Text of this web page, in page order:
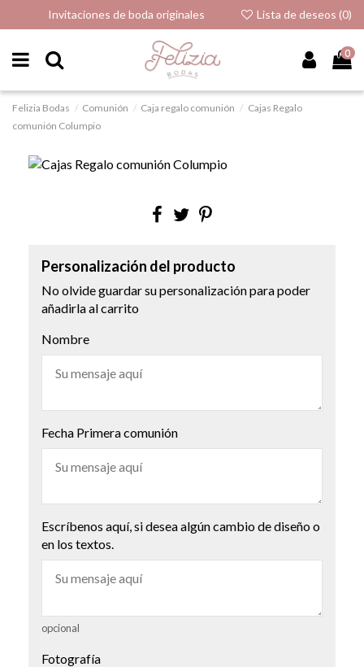
Invitaciones de boda originales Lista de deseos (0)
0
Felizia Bodas Comunión Caja regalo comunión
Cajas Regalo
comunión Columpio
Personalización del producto
No olvide guardar su personalización para poder
añadirla al carrito
Nombre
Fecha Primera comunión
Escríbenos aquí, si desea algún cambio de diseño o
en los textos.
opcional
Fotografía